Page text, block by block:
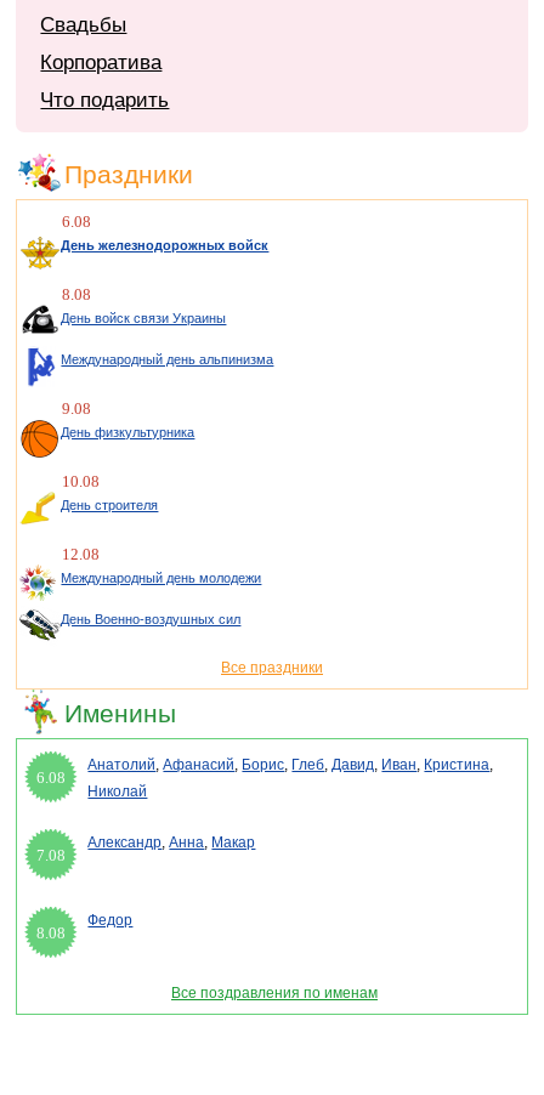
Свадьбы
Корпоратива
Что подарить
Праздники
6.08
День железнодорожных войск
8.08
День войск связи Украины
Международный день альпинизма
9.08
День физкультурника
10.08
День строителя
12.08
Международный день молодежи
День Военно-воздушных сил
Все праздники
Именины
6.08
Анатолий,Афанасий, Борис, Глеб,Давид, Иван, Кристина,
Николай
7.08
Александр,Анна, Макар
8.08
Федор
Все поздравления по именам